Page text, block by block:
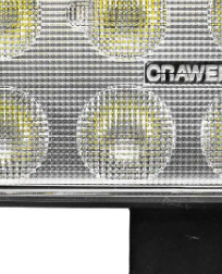
LED-
LED-
LED-